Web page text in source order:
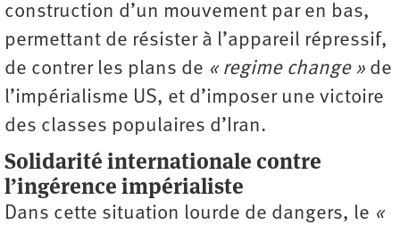
construction d’un mouvement par en bas,
permettant de résister à l’appareil répressif,
de contrer les plans de « regime change » de
l’impérialisme US, et d’imposer une victoire
des classes populaires d’Iran.
Solidarité internationale contre
l’ingérence impérialiste
Dans cette situation lourde de dangers, le «